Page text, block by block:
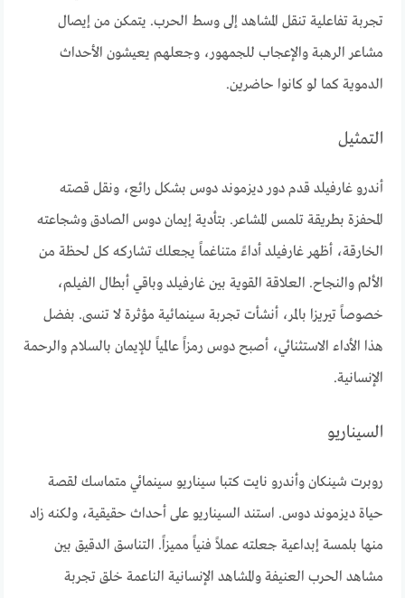
تجربة تفاعلية تنقل المشاهد إلى وسط الحرب. يتمكن من إيصال
مشاعر الرهبة والإعجاب للجمهور، وجعلهم يعيشون الأحداث
الدموية كما لو كانوا حاضرين.
التمثيل
أندرو غارفيلد قدم دور ديزموند دوس بشكل رائع، ونقل قصته
المحفزة بطريقة تلمس المشاعر. بتأدية إيمان دوس الصادق وشجاعته
الخارقة، أظهر غارفيلد أداءً متناغماً يجعلك تشاركه كل لحظة من
الألم والنجاح. العلاقة القوية بين غارفيلد وباقي أبطال الفيلم،
خصوصاً تيريزا بالمر، أنشأت تجربة سينمائية مؤثرة لا تنسى. بفضل
هذا الأداء الاستثنائي، أصبح دوس رمزاً عالمياً للإيمان بالسلام والرحمة
الإنسانية.
السيناريو
روبرت شينكان وأندرو نايت كتبا سيناريو سينمائي متماسك لقصة
حياة ديزموند دوس. استند السيناريو على أحداث حقيقية، ولكنه زاد
منها بلمسة إبداعية جعلته عملاً فنياً مميزاً. التناسق الدقيق بين
مشاهد الحرب العنيفة والمشاهد الإنسانية الناعمة خلق تجربة